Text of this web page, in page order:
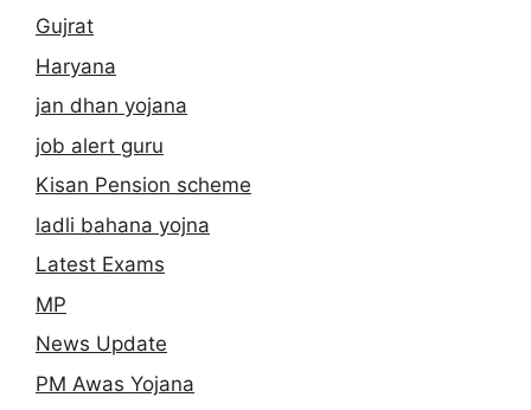
Gujrat
Haryana
jan dhan yojana
job alert guru
Kisan Pension scheme
ladli bahana yojna
Latest Exams
MP
News Update
PM Awas Yojana